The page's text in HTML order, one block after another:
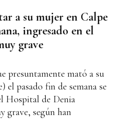
a su mujer en Calpe
ingresado en el
grave
presuntamente mató a su
pasado fin de semana se
Hospital de Denia
grave, según han